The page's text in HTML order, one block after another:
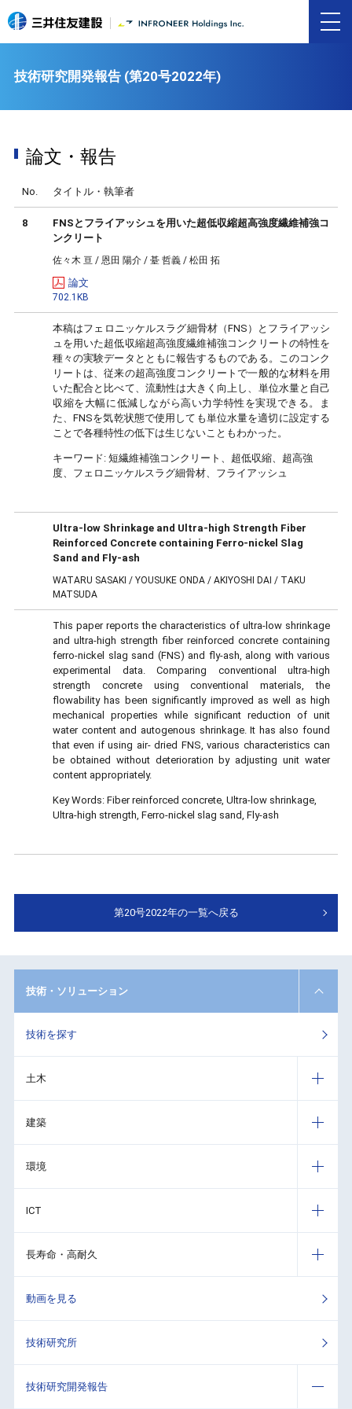
技術研究開発報告 (第20号2022年)
論文・報告
No. タイトル・執筆者
8
FNSとフライアッシュを用いた超低収縮超高強度繊維補強コ
ンクリート
佐々木 亘 / 恩田 陽介 / 䑓 哲義 / 松田 拓
論文
702.1KB
本稿はフェロニッケルスラグ細骨材（FNS）とフライアッシ
ュを用いた超低収縮超高強度繊維補強コンクリートの特性を
種々の実験データとともに報告するものである。このコンク
リートは、従来の超高強度コンクリートで一般的な材料を用
いた配合と比べて、流動性は大きく向上し、単位水量と自己
収縮を大幅に低減しながら高い力学特性を実現できる。ま
た、FNSを気乾状態で使用しても単位水量を適切に設定する
ことで各種特性の低下は生じないこともわかった。
キーワード: 短繊維補強コンクリート、超低収縮、超高強
度、フェロニッケルスラグ細骨材、フライアッシュ
Ultra-low Shrinkage and Ultra-high Strength Fiber
Reinforced Concrete containing Ferro-nickel Slag
Sand and Fly-ash
WATARU SASAKI / YOUSUKE ONDA / AKIYOSHI DAI / TAKU
MATSUDA
This paper reports the characteristics of ultra-low shrinkage
and ultra-high strength fiber reinforced concrete containing
ferro-nickel slag sand (FNS) and fly-ash, along with various
experimental data. Comparing conventional ultra-high
strength concrete using conventional materials, the
flowability has been significantly improved as well as high
mechanical properties while significant reduction of unit
water content and autogenous shrinkage. It has also found
that even if using air- dried FNS, various characteristics can
be obtained without deterioration by adjusting unit water
content appropriately.
Key Words: Fiber reinforced concrete, Ultra-low shrinkage,
Ultra-high strength, Ferro-nickel slag sand, Fly-ash
第20号2022年の一覧へ戻る
技術・ソリューション
技術を探す
土木
建築
環境
ICT
長寿命・高耐久
動画を見る
技術研究所
技術研究開発報告